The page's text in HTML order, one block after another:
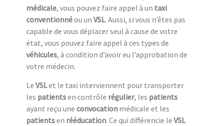
médicale, vous pouvez faire appel à un taxi
conventionnéou un VSL. Aussi, si vous n’êtes pas
capable de vous déplacer seul à cause de votre
état, vous pouvez faire appel à ces types de
véhicules, à condition d’avoir eu l’approbation de
votre médecin.
Le VSLet le taxi interviennent pour transporter
les patientsen contrôle régulier, les patients
ayant reçu une convocation médicale et les
patientsen rééducation. Ce qui différencie le VSL